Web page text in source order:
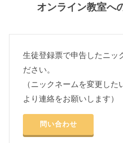
オンライン教室へ
生徒登録票で申告したニッ
ださい。
（ニックネームを変更し
より連絡をお願いします）
問い合わせ